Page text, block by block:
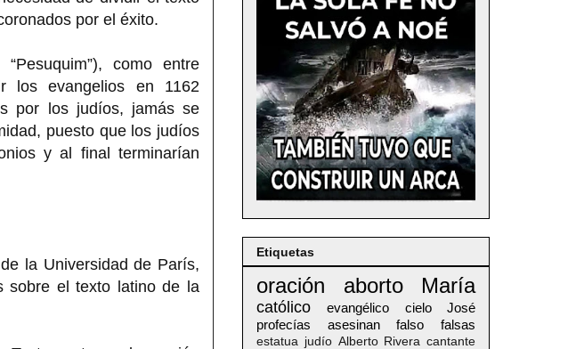
por el éxito.
como entre
los evangelios en 1162
por los judíos, jamás se
puesto que los judíos
y al final terminarían
la Universidad de París,
sobre el texto latino de la
Etiquetas
oración aborto María
católico evangélico cielo
José
profecías
asesinan falso falsas
estatua judío Alberto Rivera cantante